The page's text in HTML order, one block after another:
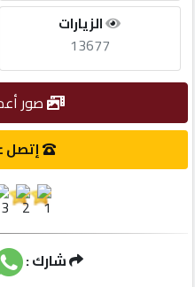
طلب
مميزة
الزيارات
13677
صور
إتصل
شارك :